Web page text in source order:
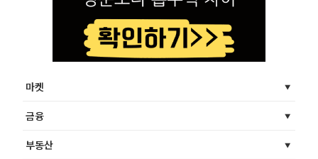
마켓
금융
부동산